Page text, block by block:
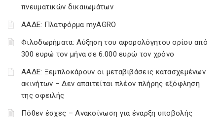
πνευματικών δικαιωμάτων
ΑΑΔΕ: Πλατφόρμα myAGRO
Φιλοδωρήματα: Αύξηση του αφορολόγητου ορίου από
300 ευρώ τον μήνα σε 6.000 ευρώ τον χρόνο
ΑΑΔΕ: Ξεμπλοκάρουν οι μεταβιβάσεις κατασχεμένων
ακινήτων – Δεν απαιτείται πλέον πλήρης εξόφληση
της οφειλής
Πόθεν έσχες – Ανακοίνωση για έναρξη υποβολής